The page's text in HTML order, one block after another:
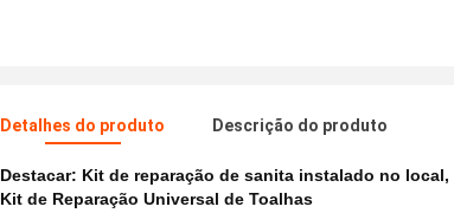
Detalhes do produto Descrição do produto
Destacar: Kit de reparação de sanita instalado no local,
Kit de Reparação Universal de Toalhas